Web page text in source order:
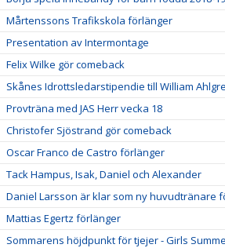
Mårtenssons Trafikskola förlänger
Presentation av Intermontage
Felix Wilke gör comeback
Skånes Idrottsledarstipendie till William
Provträna med JAS Herr vecka 18
Christofer Sjöstrand gör comeback
Oscar Franco de Castro förlänger
Tack Hampus, Isak, Daniel och Alexander
Daniel Larsson är klar som ny huvudtränare
Mattias Egertz förlänger
Sommarens höjdpunkt för tjejer - Girls